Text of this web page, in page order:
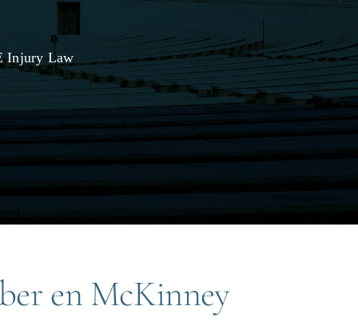
Injury Law
en McKinney